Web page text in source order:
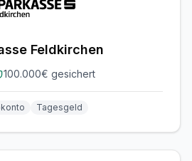
Feldkirchen
100.000€ gesichert
Tagesgeld